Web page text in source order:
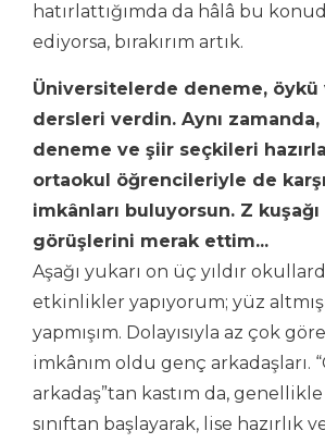
hatırlattığımda da hâlâ bu
ediyorsa, bırakırım artık.
Üniversitelerde deneme,
dersleri verdin. Aynı zamanda,
deneme ve şiir seçkileri
ortaokul öğrencileriyle de
imkânları buluyorsun. Z kuşağı
görüşlerini merak ettim...
Aşağı yukarı on üç yıldır
etkinlikler yapıyorum; yüz
yapmışım. Dolayısıyla az çok
imkânım oldu genç arkadaşları.
arkadaş”tan kastım da,
sınıftan başlayarak, lise hazırlık